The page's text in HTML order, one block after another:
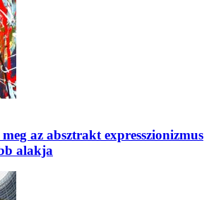
az absztrakt expresszionizmus
alakja